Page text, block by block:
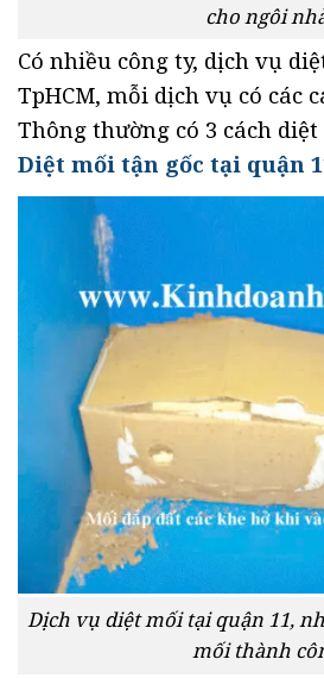
cho ngôi
Có nhiều công ty, dịch vụ
TpHCM, mỗi dịch vụ có các
Thông thường có 3 cách
Diệt mối tận gốc tại quận
Dịch vụ diệt mối tại quận 11,
mối thành